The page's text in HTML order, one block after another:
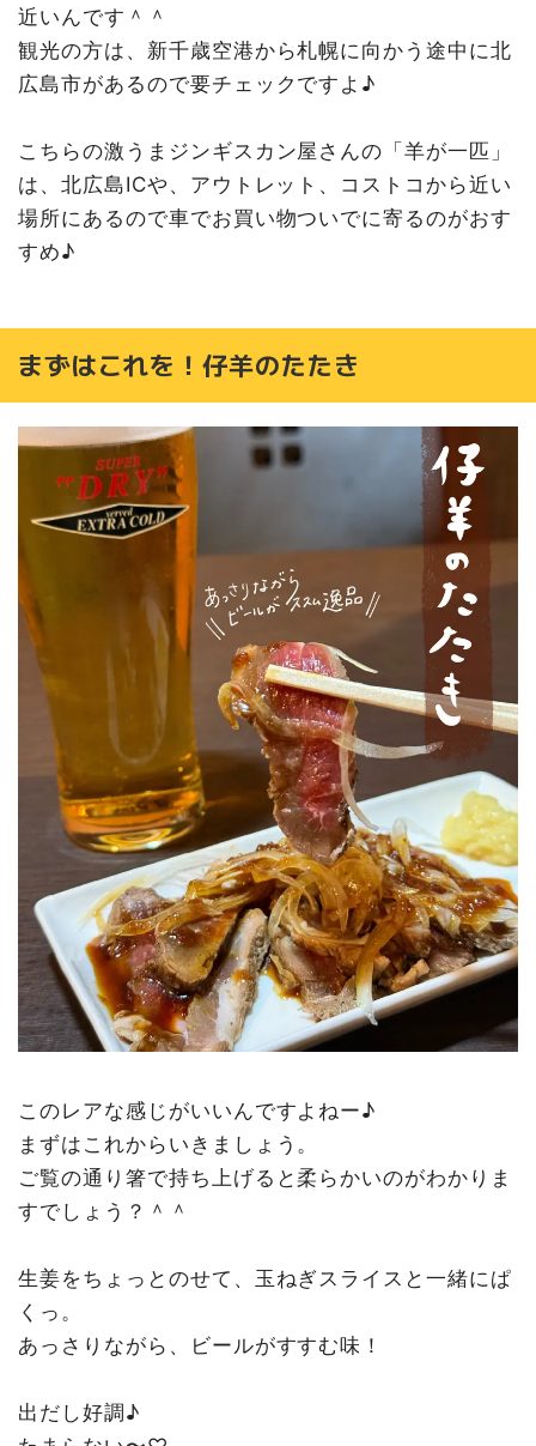
近いんです＾＾
観光の方は、新千歳空港から札幌に向かう途中に北
広島市があるので要チェックですよ♪
こちらの激うまジンギスカン屋さんの「羊が一匹」
は、北広島ICや、アウトレット、コストコから近い
場所にあるので車でお買い物ついでに寄るのがおす
すめ♪
まずはこれを！仔羊のたたき
このレアな感じがいいんですよねー♪
まずはこれからいきましょう。
ご覧の通り箸で持ち上げると柔らかいのがわかりま
すでしょう？＾＾
生姜をちょっとのせて、玉ねぎスライスと一緒にぱ
くっ。
あっさりながら、ビールがすすむ味！
出だし好調♪